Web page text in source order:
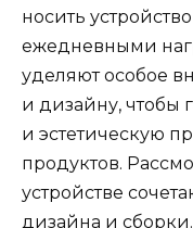
носить
ежедневными
уделяют особое
и дизайну, чтобы
и эстетическую
продуктов.
устройстве
дизайна и сборки.